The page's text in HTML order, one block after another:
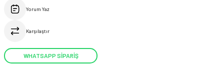
Yorum Yaz
Karşılaştır
WHATSAPP SİPARİŞ